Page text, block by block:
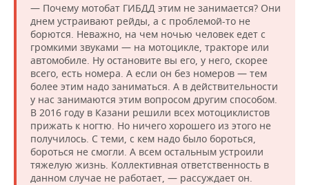
— Почему мотобат ГИБДД этим не занимается? Они
днем устраивают рейды, а с проблемой-то не
борются. Неважно, на чем ночью человек едет с
громкими звуками — на мотоцикле, тракторе или
автомобиле. Ну остановите вы его, у него, скорее
всего, есть номера. А если он без номеров — тем
более этим надо заниматься. А в действительности
у нас занимаются этим вопросом другим способом.
В 2016 году в Казани решили всех мотоциклистов
прижать к ногтю. Но ничего хорошего из этого не
получилось. С теми, с кем надо было бороться,
бороться не смогли. А всем остальным устроили
тяжелую жизнь. Коллективная ответственность в
данном случае не работает, — рассуждает он.